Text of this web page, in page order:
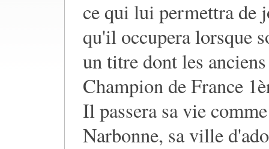
ce qui lui permettra de
qu'il occupera lorsque
un titre dont les
Champion de France
Il passera sa vie
Narbonne, sa ville